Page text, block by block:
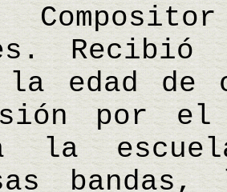
Recibió
la edad de
por
la